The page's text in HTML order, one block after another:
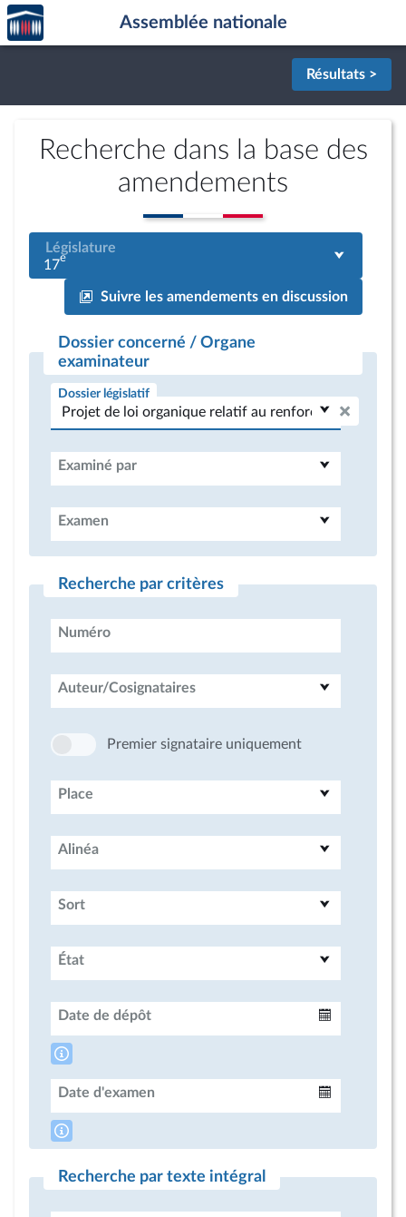
Aller au contenu
Aller en bas de la page
Accèder
à la
page
Assemblée nationale
Résultats >
Recherche dans la base des
amendements
Législature
17e
Suivre les amendements en discussion
Dossier concerné / Organe
examinateur
Dossier législatif
Examiné par
Examen
Recherche par critères
Numéro
Auteur/Cosignataires
Premier signataire uniquement
Place
Alinéa
Sort
État
Date de dépôt
Date d'examen
Recherche par texte intégral